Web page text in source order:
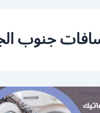
جنوب